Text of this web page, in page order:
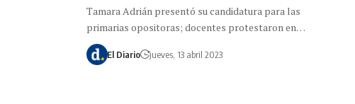
Tamara Adrián presentó su candidatura para las
primarias opositoras; docentes protestaron en…
El Diario jueves, 13 abril 2023